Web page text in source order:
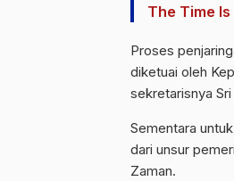
The Time
Proses
diketuai oleh
sekretarisnya
Sementara
dari unsur
Zaman.